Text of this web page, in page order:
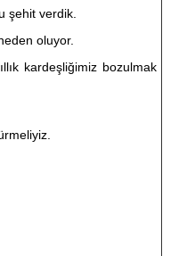
şehit verdik.
oluyor.
kardeşliğimiz bozulmak